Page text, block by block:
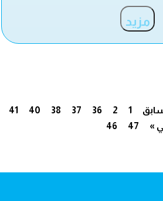
مزيد
1
2
36
37
38
40
41
46
47 »